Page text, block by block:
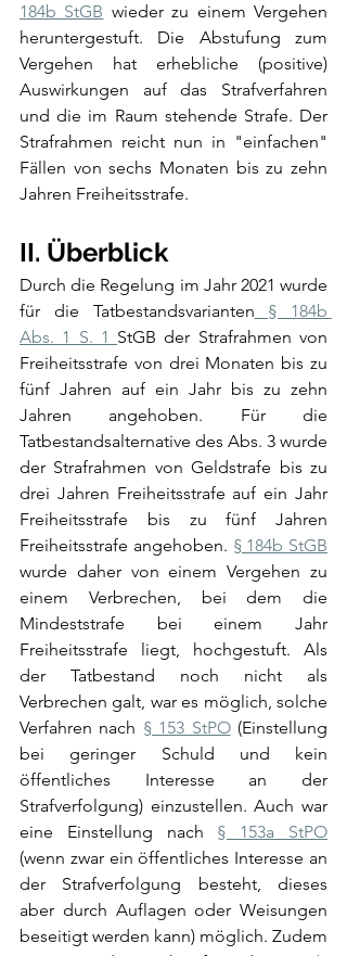
184b StGB wieder zu einem Vergehen
heruntergestuft. Die Abstufung zum
Vergehen hat erhebliche (positive)
Auswirkungen auf das Strafverfahren
und die im Raum stehende Strafe. Der
Strafrahmen reicht nun in "einfachen"
Fällen von sechs Monaten bis zu zehn
Jahren Freiheitsstrafe.
II. Überblick
Durch die Regelung im Jahr 2021 wurde
für die Tatbestandsvarianten § 184b
Abs. 1 S. 1 StGB der Strafrahmen von
Freiheitsstrafe von drei Monaten bis zu
fünf Jahren auf ein Jahr bis zu zehn
Jahren angehoben. Für die
Tatbestandsalternative des Abs. 3 wurde
der Strafrahmen von Geldstrafe bis zu
drei Jahren Freiheitsstrafe auf ein Jahr
Freiheitsstrafe bis zu fünf Jahren
Freiheitsstrafe angehoben. § 184b StGB
wurde daher von einem Vergehen zu
einem Verbrechen, bei dem die
Mindeststrafe bei einem Jahr
Freiheitsstrafe liegt, hochgestuft. Als
der Tatbestand noch nicht als
Verbrechen galt, war es möglich, solche
Verfahren nach § 153 StPO (Einstellung
bei geringer Schuld und kein
öffentliches Interesse an der
Strafverfolgung) einzustellen. Auch war
eine Einstellung nach § 153a StPO
(wenn zwar ein öffentliches Interesse an
der Strafverfolgung besteht, dieses
aber durch Auflagen oder Weisungen
beseitigt werden kann) möglich. Zudem